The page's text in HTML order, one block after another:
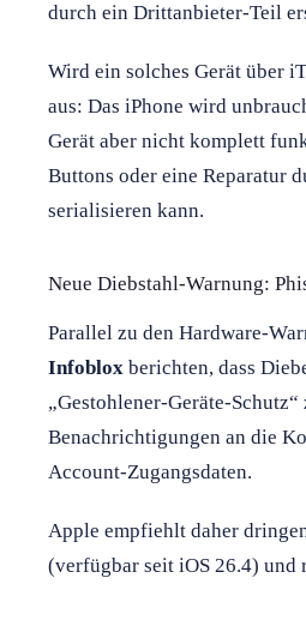
durch ein Drittanbieter-Teil
Wird ein solches Gerät über
aus: Das iPhone wird
Gerät aber nicht komplett
Buttons oder eine Reparatur
serialisieren kann.
Neue Diebstahl-Warnung:
Parallel zu den Hardware-
Infoblox berichten, dass
„Gestohlener-Geräte-
Benachrichtigungen an die
Account-Zugangsdaten.
Apple empfiehlt daher
(verfügbar seit iOS 26.4) und